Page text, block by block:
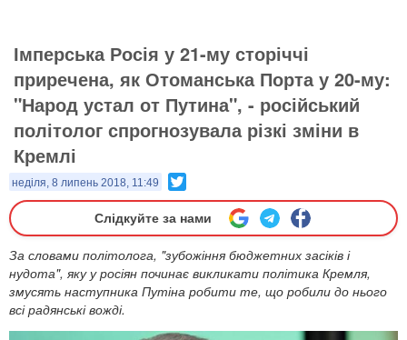
Імперська Росія у 21-му сторіччі
приречена, як Отоманська Порта у 20-му:
"Народ устал от Путина", - російський
політолог спрогнозувала різкі зміни в
Кремлі
неділя, 8 липень 2018, 11:49
Слідкуйте за нами
За словами політолога, "зубожіння бюджетних засіків і
нудота", яку у росіян починає викликати політика Кремля,
змусять наступника Путіна робити те, що робили до нього
всі радянські вожді.